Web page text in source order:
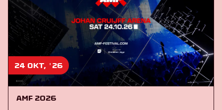
24 okt, '26
AMF 2026